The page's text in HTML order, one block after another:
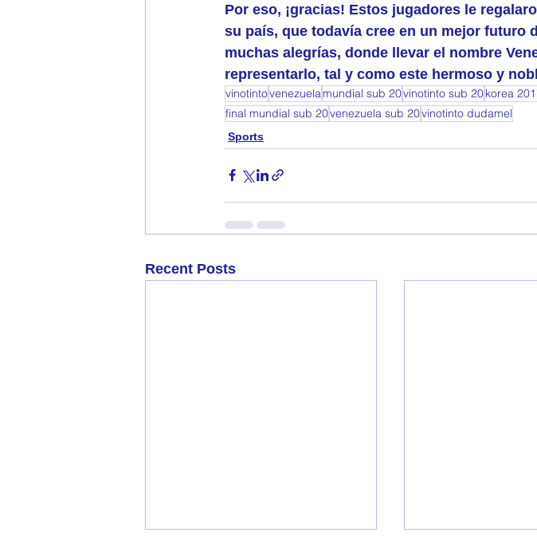
Por eso, ¡gracias! Estos jugadores le
su país, que todavía cree en un mejor futuro
muchas alegrías, donde llevar el nombre
representarlo, tal y como este hermoso y
vinotintovenezuelamundial sub 20vinotinto sub 20korea
final mundial sub 20venezuela sub 20vinotinto dudamel
Sports
Recent Posts